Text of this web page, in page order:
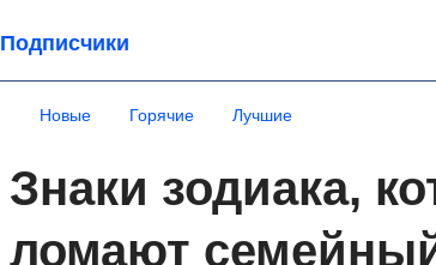
Подписчики
Новые Горячие Лучшие
Знаки зодиака,
ломают